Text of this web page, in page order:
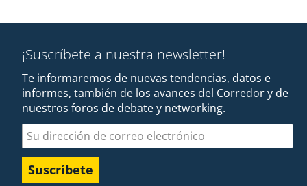
¡Suscríbete a nuestra newsletter!
Te informaremos de nuevas tendencias, datos e
informes, también de los avances del Corredor y de
nuestros foros de debate y networking.
Dirección de correo electrónico